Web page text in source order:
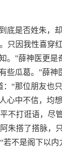
底是否姓朱，
只因我性喜穿
。”薛神医更是
瓜葛。”薛神
“那位朋友也
心中不信，均
不打诳语，尽
朱搭了搭脉，
不是阁下以